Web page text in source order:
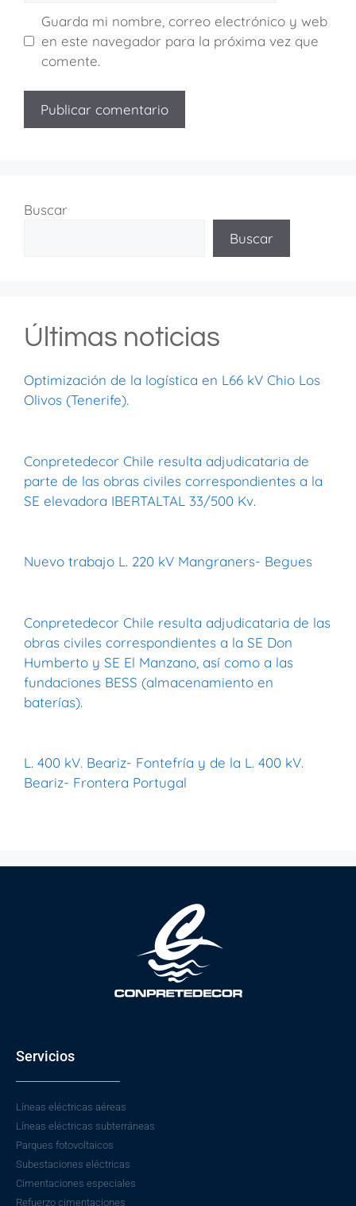
Guarda mi nombre, correo electrónico y web
en este navegador para la próxima vez que
comente.
Buscar
Buscar
Últimas noticias
Optimización de la logística en L66 kV Chio Los
Olivos (Tenerife).
Conpretedecor Chile resulta adjudicataria de
parte de las obras civiles correspondientes a la
SE elevadora IBERTALTAL 33/500 Kv.
Nuevo trabajo L. 220 kV Mangraners- Begues
Conpretedecor Chile resulta adjudicataria de las
obras civiles correspondientes a la SE Don
Humberto y SE El Manzano, así como a las
fundaciones BESS (almacenamiento en
baterías).
L. 400 kV. Beariz- Fontefría y de la L. 400 kV.
Beariz- Frontera Portugal
Servicios
Líneas eléctricas aéreas
Líneas eléctricas subterráneas
Parques fotovoltaicos
Subestaciones eléctricas
Cimentaciones especiales
Refuerzo cimentaciones